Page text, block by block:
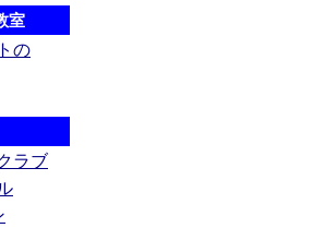
室
の
ラブ